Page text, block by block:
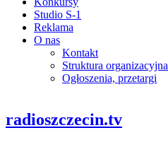
Studio S-1
Reklama
O nas
Kontakt
Struktura organizacyjna
Ogłoszenia, przetargi
radioszczecin.tv